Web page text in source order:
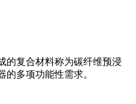
的复合材料称为碳纤维预浸
多项功能性需求。